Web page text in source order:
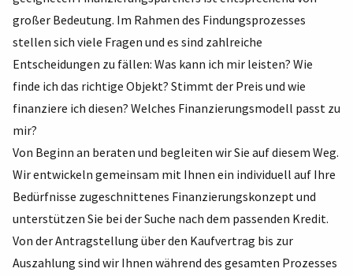
großer Bedeutung. Im Rahmen des Findungsprozesses
stellen sich viele Fragen und es sind zahlreiche
Entscheidungen zu fällen: Was kann ich mir leisten? Wie
finde ich das richtige Objekt? Stimmt der Preis und wie
finanziere ich diesen? Welches Finanzierungsmodell passt zu
mir?
Von Beginn an beraten und begleiten wir Sie auf diesem Weg.
Wir entwickeln gemeinsam mit Ihnen ein individuell auf Ihre
Bedürfnisse zugeschnittenes Finanzierungskonzept und
unterstützen Sie bei der Suche nach dem passenden Kredit.
Von der Antragstellung über den Kaufvertrag bis zur
Auszahlung sind wir Ihnen während des gesamten Prozesses